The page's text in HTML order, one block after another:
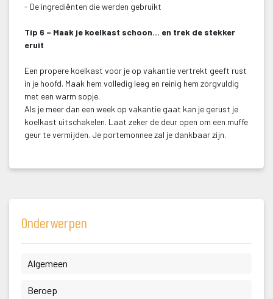
- De ingrediënten die werden gebruikt
Tip 6 – Maak je koelkast schoon… en trek de stekker
eruit
Een propere koelkast voor je op vakantie vertrekt geeft rust
in je hoofd. Maak hem volledig leeg en reinig hem zorgvuldig
met een warm sopje.
Als je meer dan een week op vakantie gaat kan je gerust je
koelkast uitschakelen. Laat zeker de deur open om een muffe
geur te vermijden. Je portemonnee zal je dankbaar zijn.
Onderwerpen
Algemeen
Beroep